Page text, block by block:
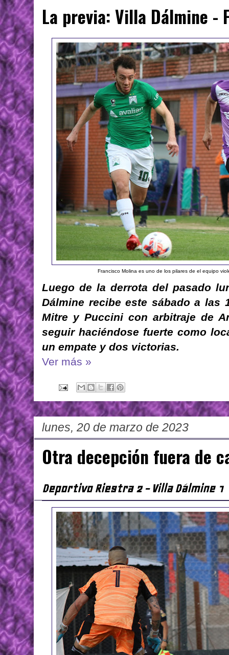
La previa: Villa Dálmine -
Francisco Molina es uno de los pilares de el equipo
Luego de la derrota del pasado
Dálmine recibe este sábado a las
Mitre y Puccini con arbitraje de
seguir haciéndose fuerte como
un empate y dos victorias.
Ver más »
lunes, 20 de marzo de 2023
Otra decepción fuera de
Deportivo Riestra 2 - Villa Dálmine 1